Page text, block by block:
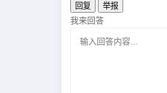
回复
举报
我来回答